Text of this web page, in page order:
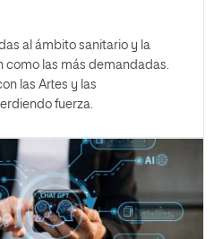
al ámbito sanitario y la
como las más demandadas.
las Artes y las
fuerza.